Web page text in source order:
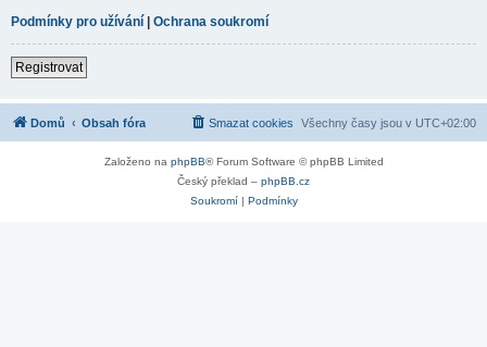
Podmínky pro užívání | Ochrana soukromí
Registrovat
Domů Obsah fóra Všechny časy jsou v UTC+02:00
Smazat cookies
Založeno na phpBB® Forum Software © phpBB Limited
Český překlad – phpBB.cz
Soukromí| Podmínky